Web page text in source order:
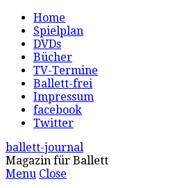
Home
Spielplan
DVDs
Bücher
TV-Termine
Ballett-frei
Impressum
facebook
Twitter
ballett-journal
Magazin für Ballett
Menu Close